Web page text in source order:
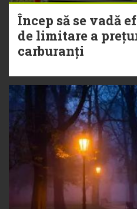
Încep să se vadă
de limitare a
carburanți